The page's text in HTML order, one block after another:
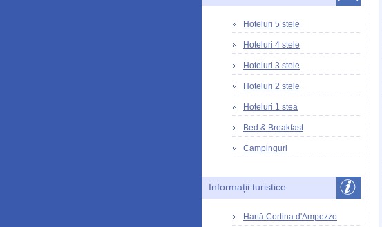
Hoteluri 5 stele
Hoteluri 4 stele
Hoteluri 3 stele
Hoteluri 2 stele
Hoteluri 1 stea
Bed & Breakfast
Campinguri
Informații turistice
Hartă Cortina d'Ampezzo